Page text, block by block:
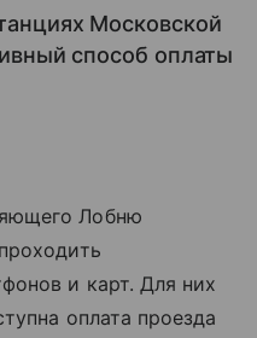
Московской
способ оплаты
Лобню
и карт. Для них
оплата проезда